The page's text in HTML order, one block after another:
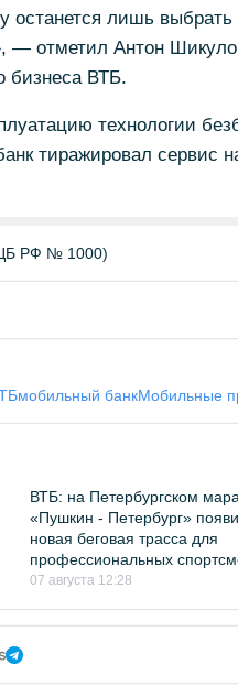
останется лишь
— отметил Антон
бизнеса ВТБ.
технологии
тиражировал сервис
РФ № 1000)
мобильный банкМобильные
ВТБ: на Петербургском
«Пушкин - Петербург»
новая беговая трасса для
профессиональных
07 августа 12:28